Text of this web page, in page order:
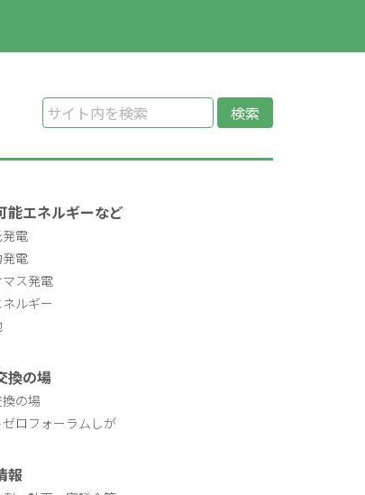
能エネルギーなど
電
電
ス発電
ルギー
換の場
の場
ロフォーラムしが
報